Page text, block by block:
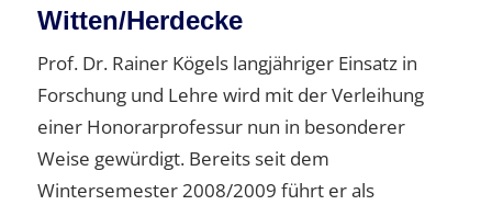
Witten/Herdecke
Prof. Dr. Rainer Kögels langjähriger Einsatz in
Forschung und Lehre wird mit der Verleihung
einer Honorarprofessur nun in besonderer
Weise gewürdigt. Bereits seit dem
Wintersemester 2008/2009 führt er als